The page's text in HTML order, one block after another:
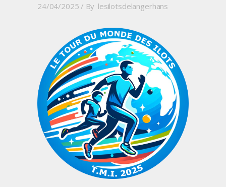
24/04/2025 By lesilotsdelangerhans